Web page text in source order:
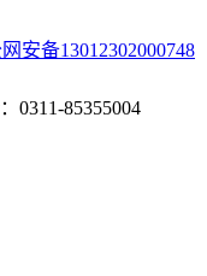
安备13012302000748
0311-85355004